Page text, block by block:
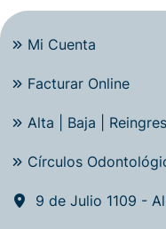
Mi Cuenta
Facturar Online
Alta | Baja |
Círculos
9 de Julio 1109 -